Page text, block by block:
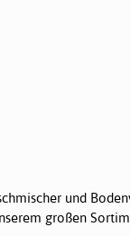
und
großen